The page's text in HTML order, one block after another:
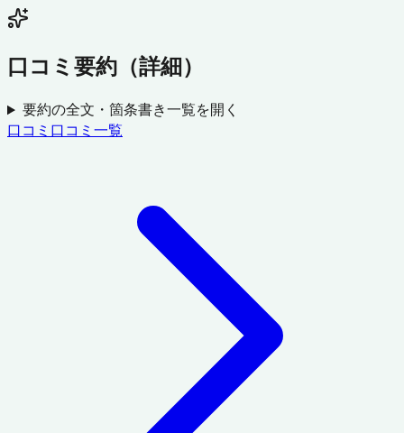
口コミ要約（詳細）
要約の全文・箇条書き一覧を開く
口コミ 口コミ一覧